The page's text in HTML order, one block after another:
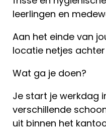
leerlingen en
Aan het einde van
locatie netjes achter
Wat ga je doen?
Je start je werkdag
verschillende
uit binnen het